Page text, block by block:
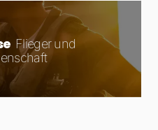
Flieger und